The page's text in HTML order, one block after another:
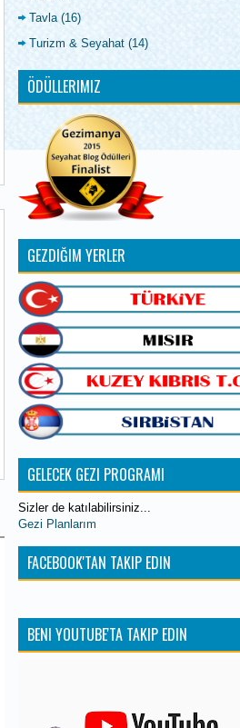
Tavla (16)
Turizm & Seyahat (14)
ÖDÜLLERIMIZ
GEZDIĞIM YERLER
GELECEK GEZI PROGRAMI
Sizler de katılabilirsiniz...
Gezi Planlarım
FACEBOOK'TAN TAKIP EDIN
BENI YOUTUBE'TA TAKIP EDIN